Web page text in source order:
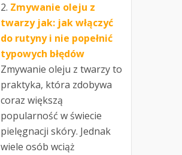
Zmywanie oleju z
twarzy jak: jak włączyć
do rutyny i nie popełnić
typowych błędów
Zmywanie oleju z twarzy to
praktyka, która zdobywa
coraz większą
popularność w świecie
pielęgnacji skóry. Jednak
wiele osób wciąż